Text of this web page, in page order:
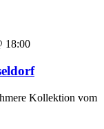
18:00
Kollektion vom